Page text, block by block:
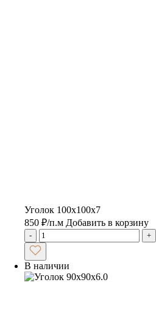
Уголок 100х100х7
850 ₽/п.м Добавить в корзину
- +
В наличии